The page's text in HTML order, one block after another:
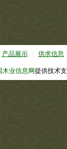
产品展示 | 供求信息
木业信息网提供技术